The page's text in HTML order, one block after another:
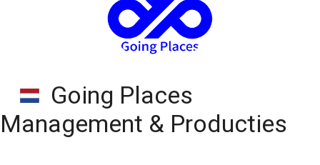
Going Places
Management & Producties